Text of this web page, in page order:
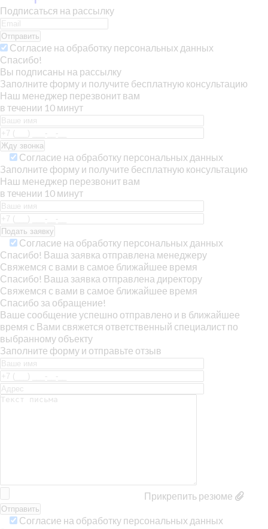
Подписаться на рассылку
Отправить
Согласие на обработку персональных данных
Спасибо!
Вы подписаны на рассылку
Заполните форму и получите бесплатную консультацию
Наш менеджер перезвонит вам
в течении 10 минут
Согласие на обработку персональных данных
Заполните форму и получите бесплатную консультацию
Наш менеджер перезвонит вам
в течении 10 минут
Согласие на обработку персональных данных
Спасибо! Ваша заявка отправлена менеджеру
Свяжемся с вами в самое ближайшее время
Спасибо! Ваша заявка отправлена директору
Свяжемся с вами в самое ближайшее время
Спасибо за обращение!
Ваше сообщение успешно отправлено и в ближайшее
время с Вами свяжется ответственный специалист по
выбранному объекту
Заполните форму и отправьте отзыв
Прикрепить резюме
Согласие на обработку персональных данных